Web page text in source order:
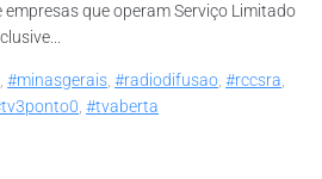
que operam Serviço Limitado
, #minasgerais, #radiodifusao, #rccsra,
, #tvaberta